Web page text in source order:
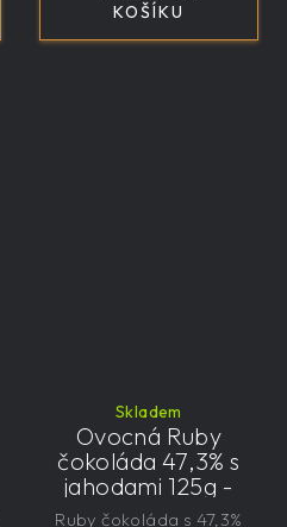
KOŠÍKU
Skladem
Ovocná Ruby
čokoláda 47,3% s
jahodami 125g -
velká, řemeslná,
Ruby čokoláda s 47,3%